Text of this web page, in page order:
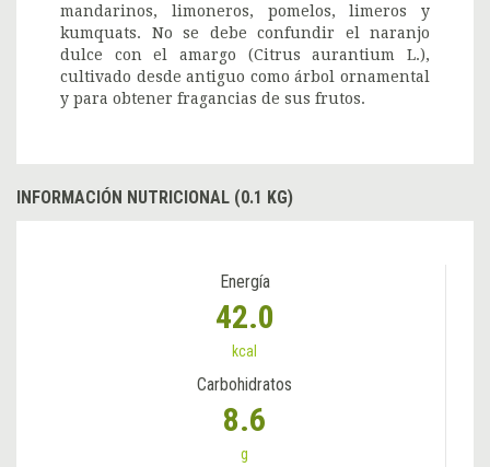
mandarinos, limoneros, pomelos, limeros y
kumquats. No se debe confundir el naranjo
dulce con el amargo (Citrus aurantium L.),
cultivado desde antiguo como árbol ornamental
y para obtener fragancias de sus frutos.
INFORMACIÓN NUTRICIONAL (0.1 KG)
Energía
42.0
kcal
Carbohidratos
8.6
g